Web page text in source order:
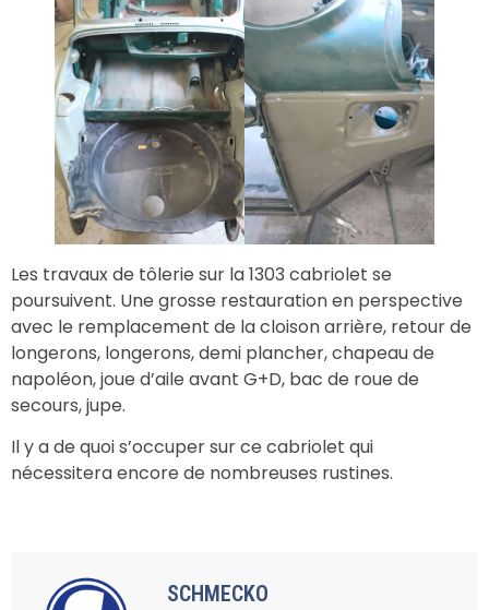
Les travaux de tôlerie sur la 1303 cabriolet se
poursuivent. Une grosse restauration en perspective
avec le remplacement de la cloison arrière, retour de
longerons, longerons, demi plancher, chapeau de
napoléon, joue d’aile avant G+D, bac de roue de
secours, jupe.
Il y a de quoi s’occuper sur ce cabriolet qui
nécessitera encore de nombreuses rustines.
SCHMECKO